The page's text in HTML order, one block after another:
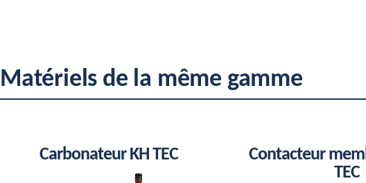
Matériels de la même gamme
Carbonateur KH TEC
Contacteur
TEC